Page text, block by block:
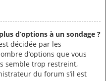
d’options à un sondage ?
décidée par les
d’options que vous
semble trop restreint,
du forum s’il est